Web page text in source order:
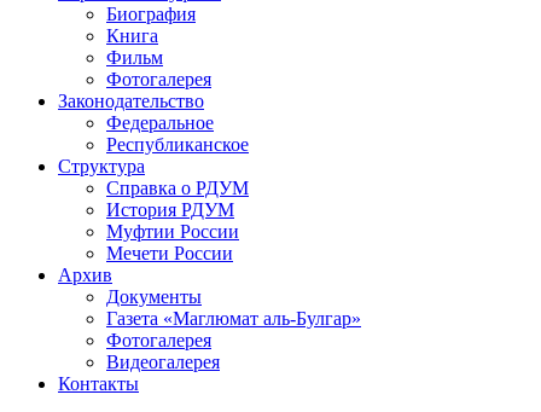
Биография
Книга
Фильм
Фотогалерея
Законодательство
Федеральное
Республиканское
Структура
Справка о РДУМ
История РДУМ
Муфтии России
Мечети России
Архив
Документы
Газета «Маглюмат аль-Булгар»
Фотогалерея
Видеогалерея
Контакты